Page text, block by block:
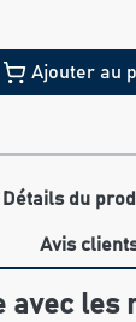
Ajouter au
Détails du
Avis
avec les